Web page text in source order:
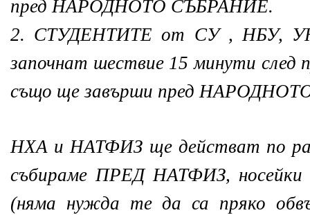
пред НАРОДНОТО СЪБРАНИЕ.
2. СТУДЕНТИТЕ от СУ , НБУ,
започнат шествие 15 минути след
също ще завърши пред
НХА и НАТФИЗ ще действат по
събираме ПРЕД НАТФИЗ,
(няма нужда те да са пряко